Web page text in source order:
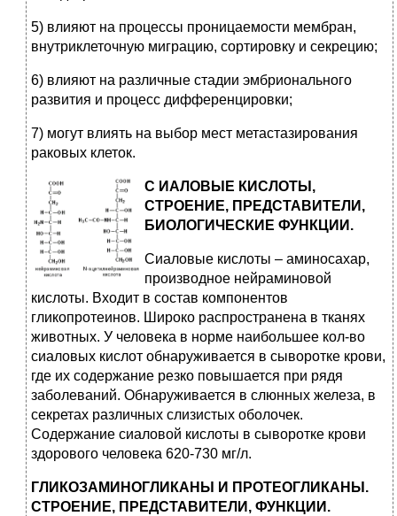
5) влияют на процессы проницаемости мембран,
внутриклеточную миграцию, сортировку и секрецию;
6) влияют на различные стадии эмбрионального
развития и процесс дифференцировки;
7) могут влиять на выбор мест метастазирования
раковых клеток.
С ИАЛОВЫЕ КИСЛОТЫ,
СТРОЕНИЕ, ПРЕДСТАВИТЕЛИ,
БИОЛОГИЧЕСКИЕ ФУНКЦИИ.
Сиаловые кислоты – аминосахар,
производное нейраминовой
кислоты. Входит в состав компонентов
гликопротеинов. Широко распространена в тканях
животных. У человека в норме наибольшее кол-во
сиаловых кислот обнаруживается в сыворотке крови,
где их содержание резко повышается при рядя
заболеваний. Обнаруживается в слюнных железа, в
секретах различных слизистых оболочек.
Содержание сиаловой кислоты в сыворотке крови
здорового человека 620-730 мг/л.
ГЛИКОЗАМИНОГЛИКАНЫ И ПРОТЕОГЛИКАНЫ.
СТРОЕНИЕ, ПРЕДСТАВИТЕЛИ, ФУНКЦИИ.